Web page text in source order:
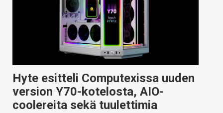
HAKU
Hyte esitteli Computexissa uuden
version Y70-kotelosta, AIO-
coolereita sekä tuulettimia